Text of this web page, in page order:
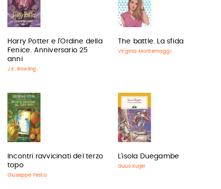
Harry Potter e l'Ordine della
Fenice. Anniversario 25
anni
J.K. Rowling
The battle. La sfida
Virginia Montemaggi
Incontri ravvicinati del terzo
topo
Giuseppe Festa
L’isola Duegambe
Guus Kuijer